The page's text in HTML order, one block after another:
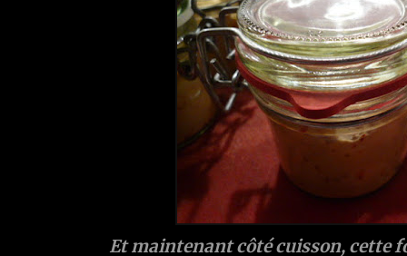
Et maintenant côté cuisson, cette